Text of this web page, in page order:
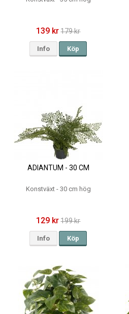
139 kr 179 kr
Info Köp
ADIANTUM - 30 CM
Konstväxt - 30 cm hög
129 kr 199 kr
Info Köp